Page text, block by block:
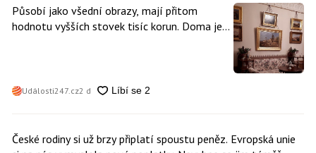
Působí jako všední obrazy, mají přitom
hodnotu vyšších stovek tisíc korun. Doma je
Události247.cz2 d
České rodiny si už brzy připlatí spoustu peněz. Evropská unie